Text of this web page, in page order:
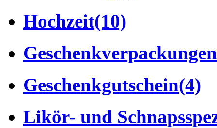
Hochzeit(10)
Geschenkverpackungen
Geschenkgutschein(4)
Likör- und